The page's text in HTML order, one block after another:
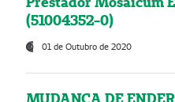
(51004352-0)
01 de Outubro de 2020
MUDANÇA DE